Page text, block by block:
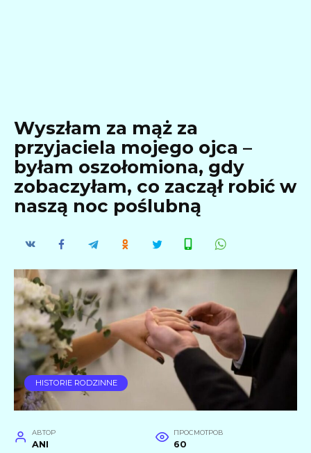
Wyszłam za mąż za
przyjaciela mojego ojca –
byłam oszołomiona, gdy
zobaczyłam, co zaczął robić w
naszą noc poślubną
HISTORIE RODZINNE
АВТОР
ANI
ПРОСМОТРОВ
60